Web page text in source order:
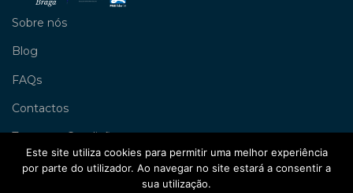
Sobre nós
Blog
FAQs
Contactos
Termos e Condições
Livro de Reclamações
Este site utiliza cookies para permitir uma melhor experiência
por parte do utilizador. Ao navegar no site estará a consentir a
sua utilização.